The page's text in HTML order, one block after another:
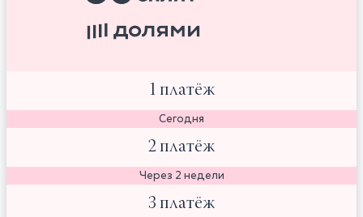
1 платёж
Сегодня
2 платёж
Через 2 недели
3 платёж